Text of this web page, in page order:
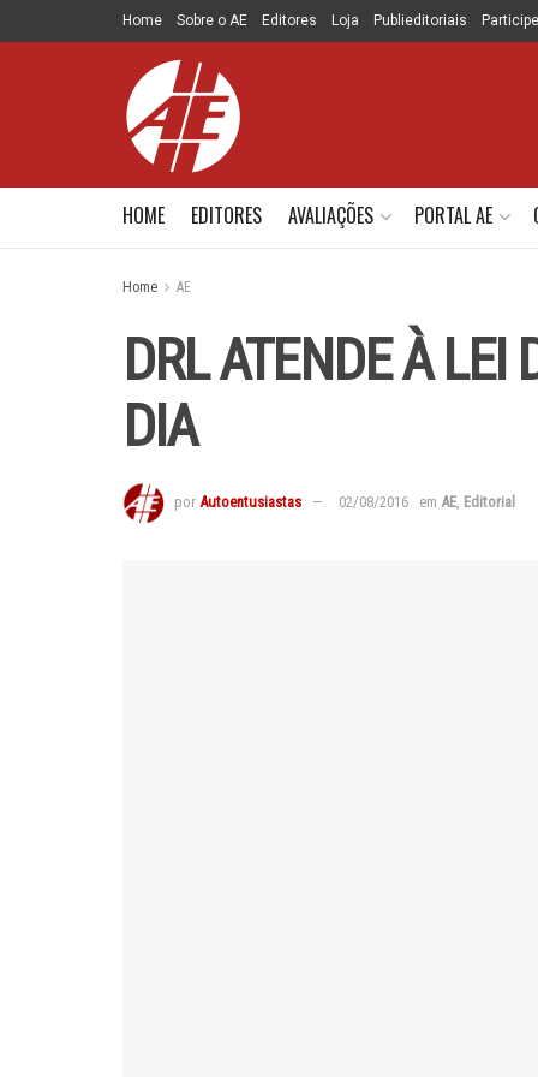
Home Sobre o AE Editores Loja Publieditoriais
HOME EDITORES AVALIAÇÕES PORTAL AE
Home AE
DRL ATENDE À LEI
DIA
por Autoentusiastas 02/08/2016 em AE, Editorial